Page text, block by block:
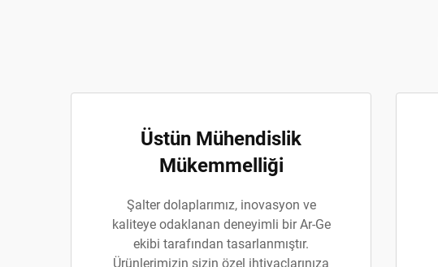
Üstün Mühendislik
Mükemmelliği
Şalter dolaplarımız, inovasyon ve
kaliteye odaklanan deneyimli bir Ar-Ge
ekibi tarafından tasarlanmıştır.
Ürünlerimizin sizin özel ihtiyaçlarınıza